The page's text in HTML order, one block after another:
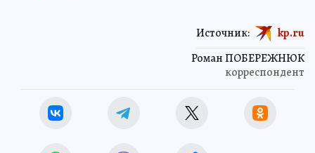
Роман ПОБЕРЕЖНЮК
корреспондент
Источник: kp.ru